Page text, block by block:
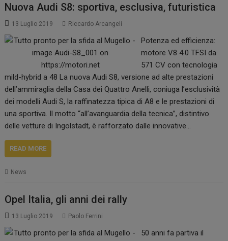
Nuova Audi S8: sportiva, esclusiva, futuristica
13 Luglio 2019 Riccardo Arcangeli
Potenza ed efficienza:
motore V8 4.0 TFSI da
571 CV con tecnologia
mild-hybrid a 48 La nuova Audi S8, versione ad alte prestazioni
dell’ammiraglia della Casa dei Quattro Anelli, coniuga l’esclusività
dei modelli Audi S, la raffinatezza tipica di A8 e le prestazioni di
una sportiva. Il motto “all’avanguardia della tecnica”, distintivo
delle vetture di Ingolstadt, è rafforzato dalle innovative…
READ MORE
News
Opel Italia, gli anni dei rally
13 Luglio 2019 Paolo Ferrini
50 anni fa partiva il